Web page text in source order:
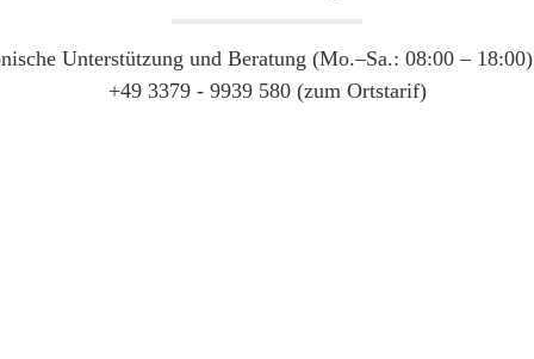
Unterstützung und Beratung (Mo.–Sa.: 08:00 –
+49 3379 - 9939 580 (zum Ortstarif)